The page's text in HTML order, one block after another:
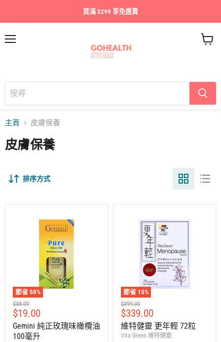
買滿 $299 享免運費
車
主頁 皮膚保養
皮膚保養
排序方式
節省 50%
建
議
零
售
價
$38.00
售
價
$19.00
Gemini 純正玫瑰味橄欖油
100毫升
節省 15%
建
議
零
售
價
$399.00
售
價
$339.00
維特健靈 更年輕 72粒
Vita Green 維特健靈